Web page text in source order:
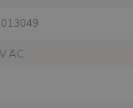
AC